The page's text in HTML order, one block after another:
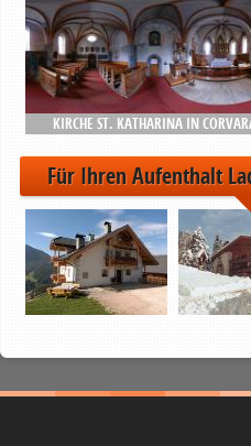
KIRCHE ST. KATHARINA IN
Für Ihren Aufenthalt